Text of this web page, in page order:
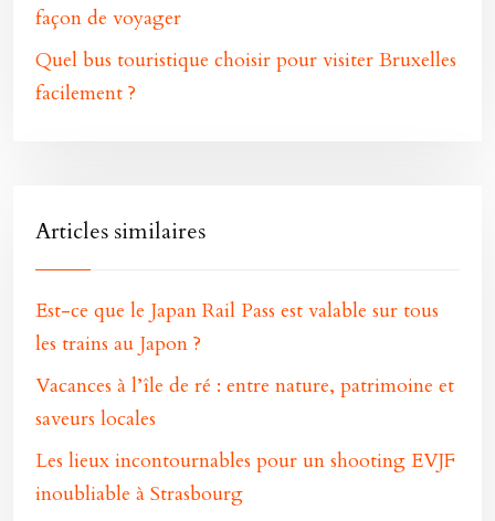
façon de voyager
Quel bus touristique choisir pour visiter Bruxelles
facilement ?
Articles similaires
Est-ce que le Japan Rail Pass est valable sur tous
les trains au Japon ?
Vacances à l’île de ré : entre nature, patrimoine et
saveurs locales
Les lieux incontournables pour un shooting EVJF
inoubliable à Strasbourg